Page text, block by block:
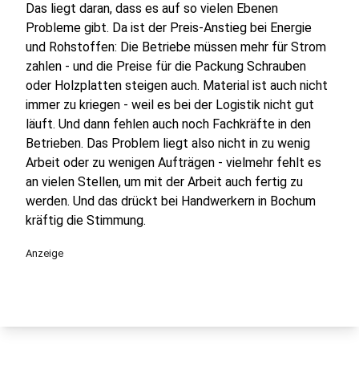
Das liegt daran, dass es auf so vielen Ebenen
Probleme gibt. Da ist der Preis-Anstieg bei Energie
und Rohstoffen: Die Betriebe müssen mehr für Strom
zahlen - und die Preise für die Packung Schrauben
oder Holzplatten steigen auch. Material ist auch nicht
immer zu kriegen - weil es bei der Logistik nicht gut
läuft. Und dann fehlen auch noch Fachkräfte in den
Betrieben. Das Problem liegt also nicht in zu wenig
Arbeit oder zu wenigen Aufträgen - vielmehr fehlt es
an vielen Stellen, um mit der Arbeit auch fertig zu
werden. Und das drückt bei Handwerkern in Bochum
kräftig die Stimmung.
Anzeige